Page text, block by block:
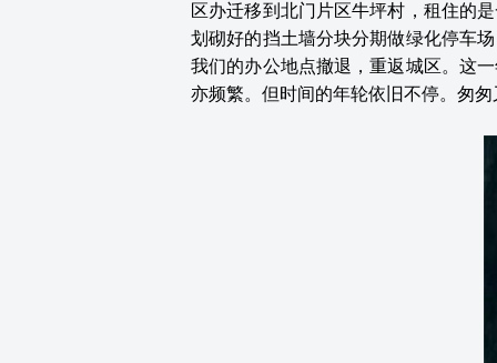
区办迁移到北门片区牛坪村，租住的
划砌好的挡土墙分块分期做绿化停车
我们的办公地点撤退，重返城区。这
亦频繁。但时间的年轮依旧不停。匆匆